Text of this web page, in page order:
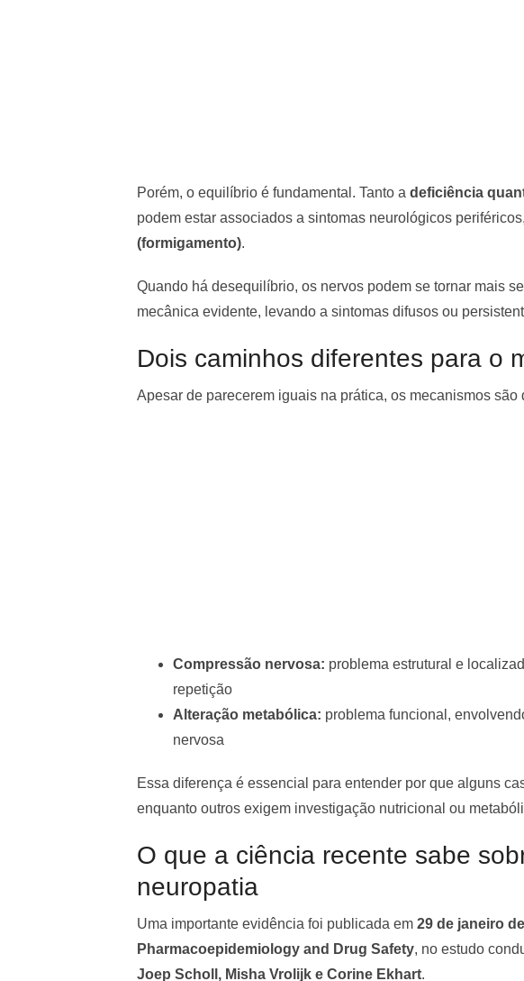
Porém, o equilíbrio é fundamental. Tanto a deficiência
podem estar associados a sintomas neurológicos
(formigamento).
Quando há desequilíbrio, os nervos podem se tornar mais
mecânica evidente, levando a sintomas difusos ou
Dois caminhos diferentes para o
Apesar de parecerem iguais na prática, os mecanismos são
Compressão nervosa: problema estrutural e
repetição
Alteração metabólica: problema funcional,
nervosa
Essa diferença é essencial para entender por que alguns
enquanto outros exigem investigação nutricional ou
O que a ciência recente sabe
neuropatia
Uma importante evidência foi publicada em 29 de janeiro
Pharmacoepidemiology and Drug Safety, no estudo
Joep Scholl, Misha Vrolijk e Corine Ekhart.